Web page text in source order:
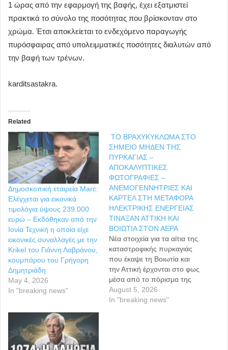
1 ώρας από την εφαρμογή της βαφής, έχει εξατμιστεί
πρακτικά το σύνολο της ποσότητας που βρίσκονταν στο
χρώμα. Έτσι αποκλείεται το ενδεχόμενο παραγωγής
πυρόσφαιρας από υπολειμματικές ποσότητες διαλυτών από
την βαφή των τρένων.
karditsastakra.
Related
Δημοσκοπική εταιρεία Marc:
Ελέγχεται για εικονικά
τιμολόγια ύψους 239.000
ευρώ – Εκδόθηκαν από την
Ιονία Τεχνική η οποία είχε
εικονικές συναλλαγές με την
Krikel του Γιάννη Λαβράνου,
κουμπάρου του Γρήγορη
Δημητριάδη
May 4, 2026
In "breaking news"
ΤΟ ΒΡΑΧΥΚΥΚΛΩΜΑ ΣΤΟ
ΣΗΜΕΙΟ ΜΗΔΕΝ ΤΗΣ
ΠΥΡΚΑΓΙΑΣ –
ΑΠΟΚΑΛΥΠΤΙΚΕΣ
ΦΩΤΟΓΡΑΦΙΕΣ –
ΑΝΕΜΟΓΕΝΝΗΤΡΙΕΣ ΚΑΙ
ΚΑΡΤΕΛ ΣΤΗ ΜΕΤΑΦΟΡΑ
ΗΛΕΚΤΡΙΚΗΣ ΕΝΕΡΓΕΙΑΣ
ΤΙΝΑΞΑΝ ΑΤΤΙΚΗ ΚΑΙ
ΒΟΙΩΤΙΑ ΣΤΟΝ ΑΕΡΑ
Νέα στοιχεία για τα αίτια της
καταστροφικής πυρκαγιάς
που έκαψε τη Βοιωτία και
την Αττική έρχονται στο φως
μέσα από το πόρισμα της
Πυροσβεστικής Υπηρεσίας.
Στις φωτογραφίες-
August 5, 2026
In "breaking news"